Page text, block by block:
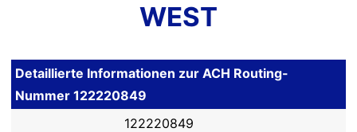
WEST
Detaillierte Informationen zur ACH Routing-
Nummer 122220849
122220849